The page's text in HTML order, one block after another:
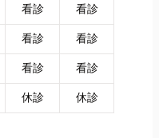
看診
看診
看診
看診
看診
看診
休診 休診